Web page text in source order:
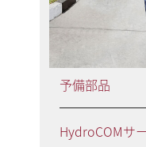
PowerPEEK®
ートバルブ整備
予備部品
HydroCOMサ